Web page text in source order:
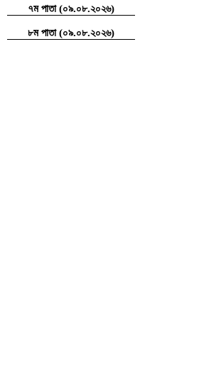
৭ম পাতা (০৯.০৮.২০২৬)
৮ম পাতা (০৯.০৮.২০২৬)